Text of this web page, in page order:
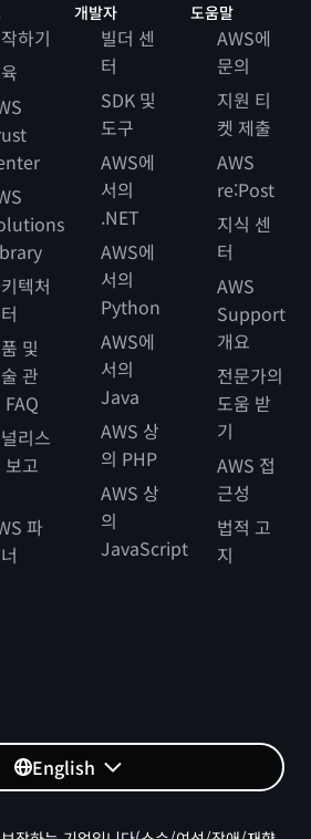
하기
텍처
및
관
FAQ
리스
보고
파
개발자
빌더 센
터
SDK 및
도구
AWS에
서의
.NET
AWS에
서의
Python
AWS에
서의
Java
AWS 상
의 PHP
AWS 상
의
JavaScript
도움말
AWS에
문의
지원 티
켓 제출
AWS
re:Post
지식 센
터
AWS
Support
개요
전문가의
도움 받
기
AWS 접
근성
법적 고
지
English